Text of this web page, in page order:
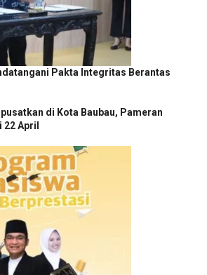
Pakta Integritas Berantas
di Kota Baubau, Pameran
April